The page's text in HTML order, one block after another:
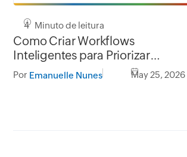
4 Minuto de leitura
Como Criar Workflows
Inteligentes para Priorizar
Chamados
Por Emanuelle Nunes May 25, 2026